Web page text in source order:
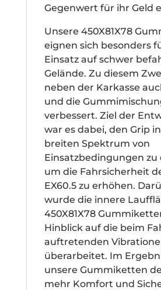
Gegenwert für ihr Geld
Unsere 450X81X78
eignen sich besonders
Einsatz auf schwer
Gelände. Zu diesem
neben der Karkasse
und die
verbessert. Ziel der
war es dabei, den Grip
breiten Spektrum von
Einsatzbedingungen zu
um die Fahrsicherheit
EX60.5 zu erhöhen.
wurde die innere
450X81X78
Hinblick auf die beim
auftretenden
überarbeitet. Im
unsere Gummiketten
mehr Komfort und